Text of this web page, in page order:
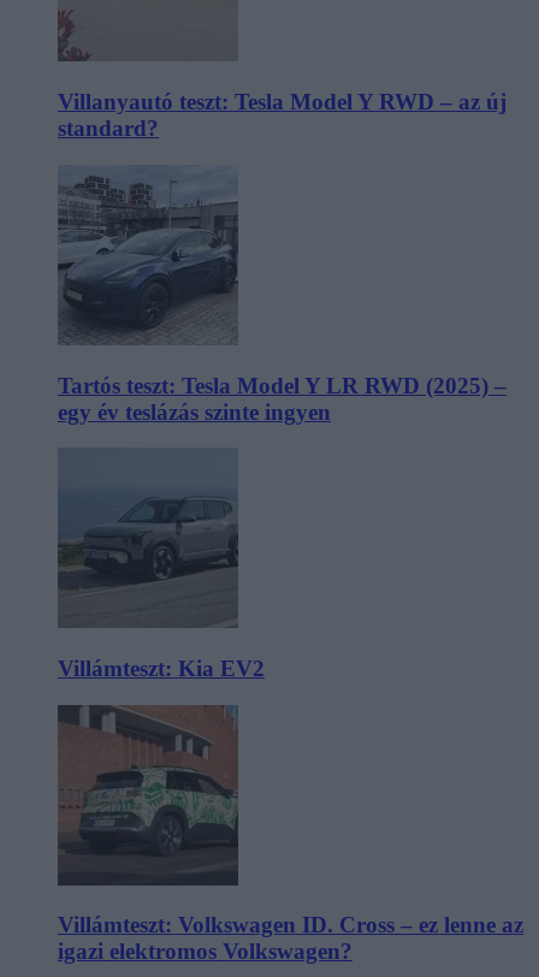
Villanyautó teszt: Tesla Model Y RWD – az új
standard?
Tartós teszt: Tesla Model Y LR RWD (2025) –
egy év teslázás szinte ingyen
Villámteszt: Kia EV2
Villámteszt: Volkswagen ID. Cross – ez lenne az
igazi elektromos Volkswagen?